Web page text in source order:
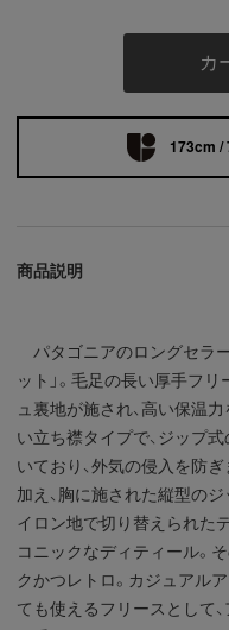
カ
173cm /
商品説明
パタゴニアのロングセラ
ット」。毛足の長い厚手フ
ュ裏地が施され、高い保温
い立ち襟タイプで、ジップ
いており、外気の侵入を防
加え、胸に施された縦型の
イロン地で切り替えられた
コニックなディティール。
クかつレトロ。カジュアル
ても使えるフリースとして